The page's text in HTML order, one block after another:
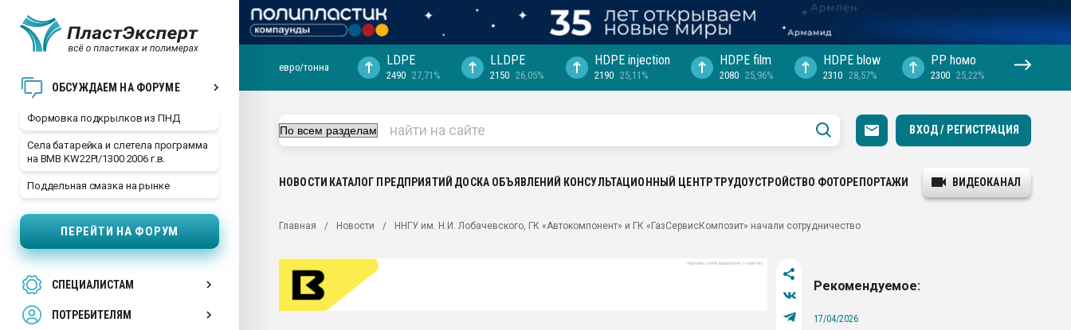
ОБСУЖДАЕМ НА ФОРУМЕ
Формовка подкрылков из ПНД
Села батарейка и слетела программа
на BMB KW22PI/1300 2006 г.в.
Поддельная смазка на рынке
ПЕРЕЙТИ НА ФОРУМ
СПЕЦИАЛИСТАМ
ПОТРЕБИТЕЛЯМ
29.07.2026 ФРП помог "Ижевскому
Вакуум-формовочные машины:
28.07.2026 Автоматизация выходит на
первый план в переработке
пластмасс
евро/тонна LDPE
2490 27,71%
LLDPE
2150 26,05%
HDPE injection
2190 25,11%
HDPE film
2080 25,96%
HDPE blow
2310 28,57%
PP hомо
2300 25,22%
ВХОД / РЕГИСТРАЦИЯ
НОВОСТИ КАТАЛОГ ПРЕДПРИЯТИЙ ДОСКА ОБЪЯВЛЕНИЙ КОНСУЛЬТАЦИОННЫЙ ЦЕНТРТРУДОУСТРОЙСТВО ФОТОРЕПОРТАЖИ ВИДЕОКАНАЛ
Главная Новости ННГУ им. Н.И. Лобачевского, ГК «Автокомпонент» и ГК «ГазСервисКомпозит» начали сотрудничество
Рекомендуемое:
17/04/2026